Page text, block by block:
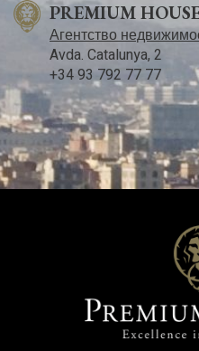
PREMIUM
Агентство
Avda. Catalunya, 2
+34 93 792 77 77